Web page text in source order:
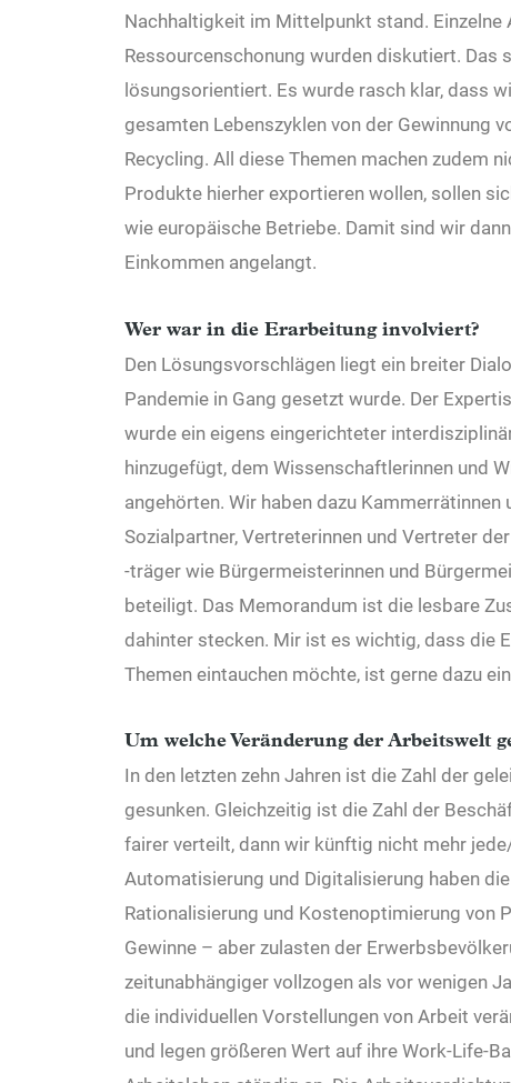
Nachhaltigkeit im Mittelpunkt stand.
Ressourcenschonung wurden diskutiert. Das
lösungsorientiert. Es wurde rasch klar, dass
gesamten Lebenszyklen von der Gewinnung
Recycling. All diese Themen machen zudem
Produkte hierher exportieren wollen, sollen
wie europäische Betriebe. Damit sind wir
Einkommen angelangt.
Wer war in die Erarbeitung involviert?
Den Lösungsvorschlägen liegt ein breiter
Pandemie in Gang gesetzt wurde. Der
wurde ein eigens eingerichteter
hinzugefügt, dem Wissenschaftlerinnen und
angehörten. Wir haben dazu
Sozialpartner, Vertreterinnen und Vertreter
-träger wie Bürgermeisterinnen und
beteiligt. Das Memorandum ist die lesbare
dahinter stecken. Mir ist es wichtig, dass die
Themen eintauchen möchte, ist gerne dazu
Um welche Veränderung der Arbeitswelt
In den letzten zehn Jahren ist die Zahl der
gesunken. Gleichzeitig ist die Zahl der
fairer verteilt, dann wir künftig nicht mehr
Automatisierung und Digitalisierung haben
Rationalisierung und Kostenoptimierung von
Gewinne – aber zulasten der
zeitunabhängiger vollzogen als vor wenigen
die individuellen Vorstellungen von Arbeit
und legen größeren Wert auf ihre Work-Life-